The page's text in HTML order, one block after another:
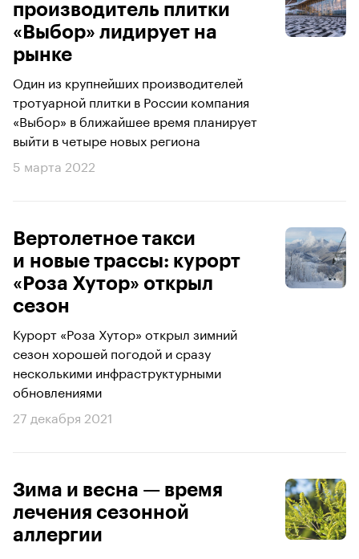
производитель плитки
«Выбор» лидирует на
рынке
Один из крупнейших производителей
тротуарной плитки в России компания
«Выбор» в ближайшее время планирует
выйти в четыре новых региона
5 марта 2022
Вертолетное такси
и новые трассы: курорт
«Роза Хутор» открыл
сезон
Курорт «Роза Хутор» открыл зимний
сезон хорошей погодой и сразу
несколькими инфраструктурными
обновлениями
27 декабря 2021
Зима и весна — время
лечения сезонной
аллергии